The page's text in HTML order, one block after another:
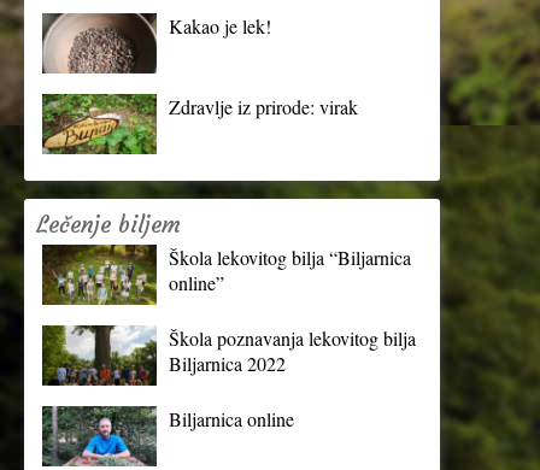
Kakao je lek!
Zdravlje iz prirode: virak
Lečenje biljem
Škola lekovitog bilja “Biljarnica
online”
Škola poznavanja lekovitog bilja
Biljarnica 2022
Biljarnica online